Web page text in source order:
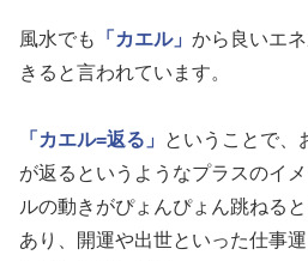
風水でも 「カエル」 から良いエ
きると言われています。
「カエル=返る」
ということで、
が返るというようなプラスのイ
ルの動きがぴょんぴょん跳ねる
あり、開運や出世といった仕事